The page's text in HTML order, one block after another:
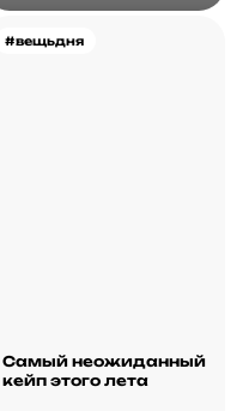
#вещьдня
Самый неожиданный
кейп этого лета